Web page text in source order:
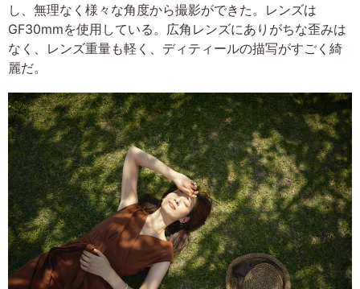
し、無理なく様々な角度から撮影ができた。レンズは
GF30mmを使用している。広角レンズにありがちな歪みは
なく、レンズ重量も軽く、ディティールの描写がすごく綺
麗だ。